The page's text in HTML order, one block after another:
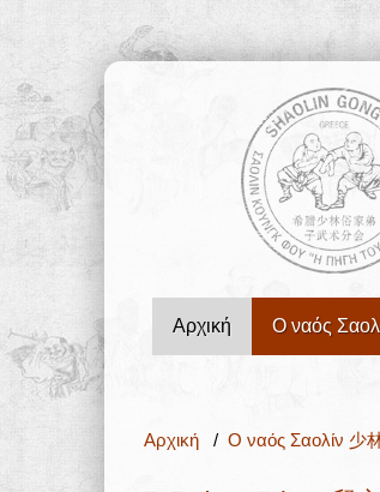
Αρχική Ο ναός
Αρχική / Ο ναός Σαολίν 少